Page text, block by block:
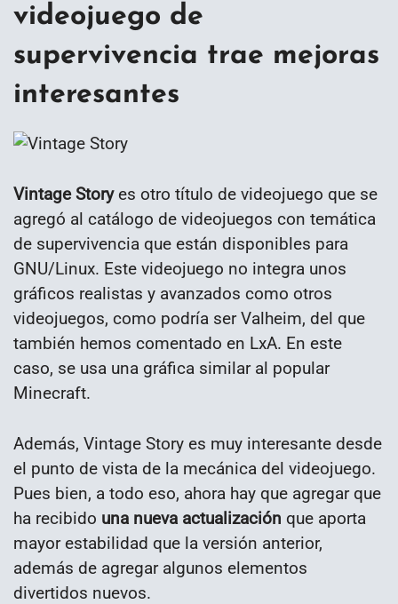
videojuego de
supervivencia trae mejoras
interesantes
Vintage Storyes otro título de videojuego que se
agregó al catálogo de videojuegos con temática
de supervivencia que están disponibles para
GNU/Linux. Este videojuego no integra unos
gráficos realistas y avanzados como otros
videojuegos, como podría ser Valheim, del que
también hemos comentado en LxA. En este
caso, se usa una gráfica similar al popular
Minecraft.
Además, Vintage Story es muy interesante desde
el punto de vista de la mecánica del videojuego.
Pues bien, a todo eso, ahora hay que agregar que
ha recibido una nueva actualización que aporta
mayor estabilidad que la versión anterior,
además de agregar algunos elementos
divertidos nuevos.